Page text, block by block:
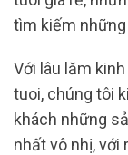
tìm kiếm
Với lâu lăm
tuoi, chúng tôi
khách những
nhất vô nhị, với